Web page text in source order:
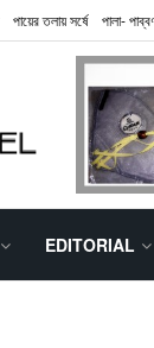
পায়ের তলায় সর্ষে পালা-
EDITORIAL